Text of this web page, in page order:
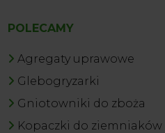
POLECAMY
Agregaty uprawowe
Glebogryzarki
Gniotowniki do zboża
Kopaczki do ziemniaków